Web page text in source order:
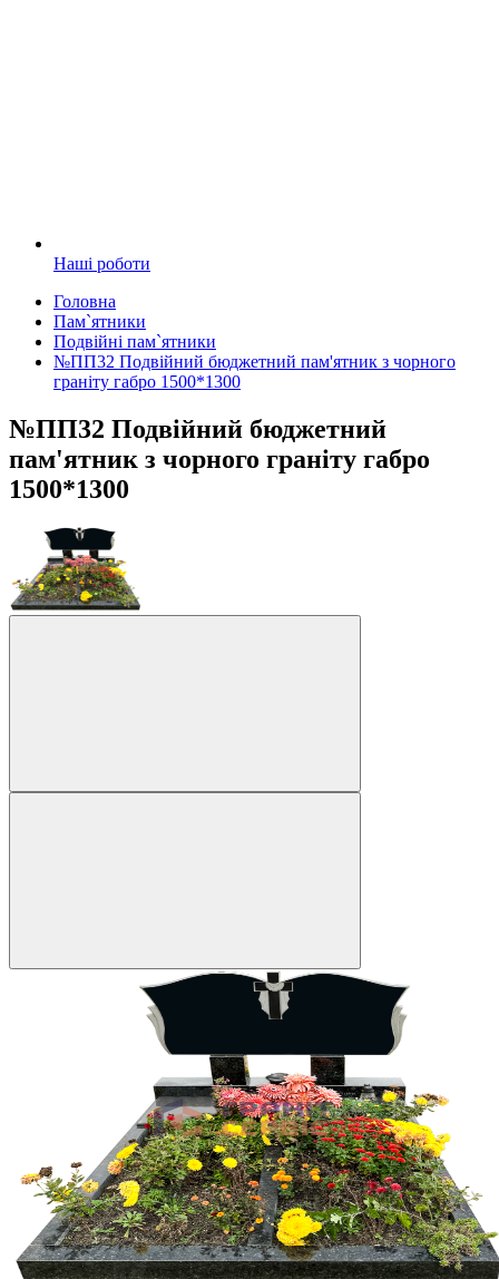
Наші роботи
Головна
Пам`ятники
Подвійні пам`ятники
№ПП32 Подвійний бюджетний пам'ятник з чорного
граніту габро 1500*1300
№ПП32 Подвійний бюджетний
пам'ятник з чорного граніту габро
1500*1300